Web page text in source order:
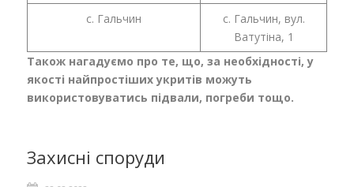
с. Гальчин
с. Гальчин, вул.
Ватутіна, 1
Також нагадуємо про те, що, за необхідності, у
якості найпростіших укритів можуть
використовуватись підвали, погреби тощо.
Захисні споруди